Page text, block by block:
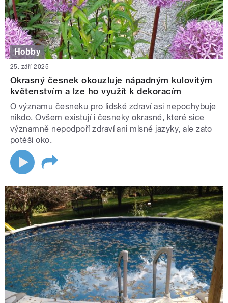
Hobby
25. září 2025
Okrasný česnek okouzluje nápadným kulovitým
květenstvím a lze ho využít k dekoracím
O významu česneku pro lidské zdraví asi nepochybuje
nikdo. Ovšem existují i česneky okrasné, které sice
významně nepodpoří zdraví ani mlsné jazyky, ale zato
potěší oko.